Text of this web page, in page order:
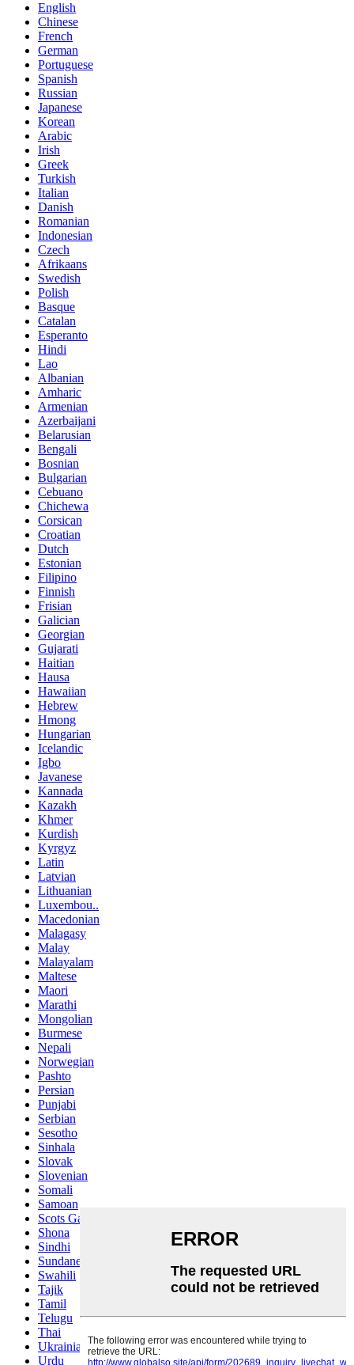
English
Chinese
French
German
Portuguese
Spanish
Russian
Japanese
Korean
Arabic
Irish
Greek
Turkish
Italian
Danish
Romanian
Indonesian
Czech
Afrikaans
Swedish
Polish
Basque
Catalan
Esperanto
Hindi
Lao
Albanian
Amharic
Armenian
Azerbaijani
Belarusian
Bengali
Bosnian
Bulgarian
Cebuano
Chichewa
Corsican
Croatian
Dutch
Estonian
Filipino
Finnish
Frisian
Galician
Georgian
Gujarati
Haitian
Hausa
Hawaiian
Hebrew
Hmong
Hungarian
Icelandic
Igbo
Javanese
Kannada
Kazakh
Khmer
Kurdish
Kyrgyz
Latin
Latvian
Lithuanian
Luxembou..
Macedonian
Malagasy
Malay
Malayalam
Maltese
Maori
Marathi
Mongolian
Burmese
Nepali
Norwegian
Pashto
Persian
Punjabi
Serbian
Sesotho
Sinhala
Slovak
Slovenian
Somali
Samoan
Scots Gaelic
Shona
Sindhi
Sundanese
Swahili
Tajik
Tamil
Telugu
Thai
Ukrainian
Urdu